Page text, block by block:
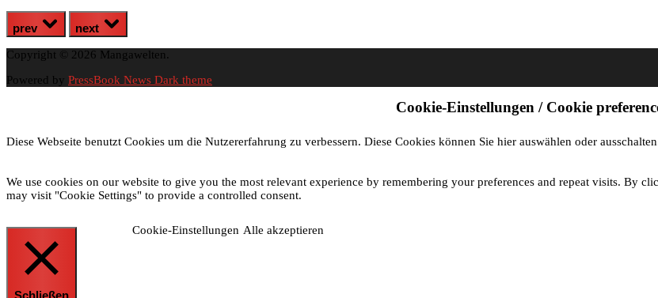
prev next
Copyright © 2026 Mangawelten.
Powered by PressBook News Dark theme
Cookie-Einstellungen / Cookie
Diese Webseite benutzt Cookies um die Nutzererfahrung zu verbessern. Diese Cookies können Sie hier auswählen oder
We use cookies on our website to give you the most relevant experience by remembering your preferences and repeat visits. By
may visit "Cookie Settings" to provide a controlled consent.
Cookie-Einstellungen Alle akzeptieren
Schließen